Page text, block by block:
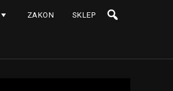
ZAKON SKLEP